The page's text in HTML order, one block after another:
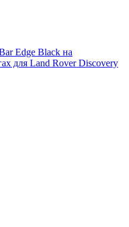
Edge Black на
для Land Rover Discovery